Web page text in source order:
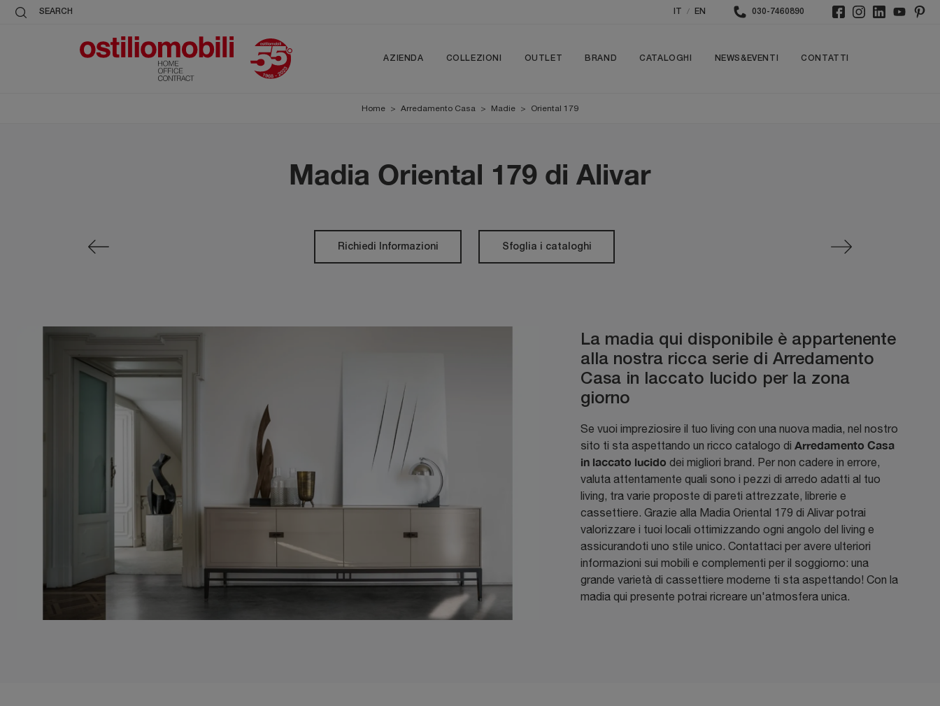
SEARCH / EN 030-7460890
AZIENDA COLLEZIONI OUTLET BRAND CATALOGHI NEWS&EVENTI CONTATTI
Home > Arredamento Casa > Madie > Oriental 179
Madia Oriental 179 di Alivar
Richiedi Informazioni Sfoglia i cataloghi
La madia qui disponibile è appartenente
alla nostra ricca serie di Arredamento
Casa in laccato lucido per la zona
giorno
Se vuoi impreziosire il tuo living con una nuova madia, nel nostro
sito ti sta aspettando un ricco catalogo di Arredamento Casa
in laccato lucido dei migliori brand. Per non cadere in errore,
valuta attentamente quali sono i pezzi di arredo adatti al tuo
living, tra varie proposte di pareti attrezzate, librerie e
cassettiere. Grazie alla Madia Oriental 179 di Alivar potrai
valorizzare i tuoi locali ottimizzando ogni angolo del living e
assicurandoti uno stile unico. Contattaci per avere ulteriori
informazioni sui mobili e complementi per il soggiorno: una
grande varietà di cassettiere moderne ti sta aspettando! Con la
madia qui presente potrai ricreare un'atmosfera unica.